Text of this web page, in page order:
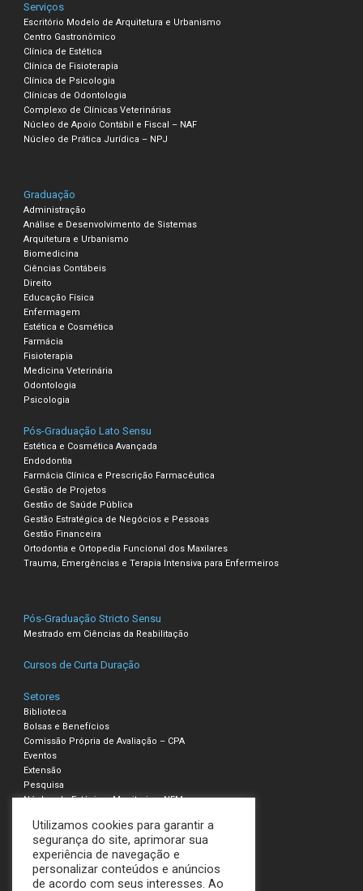
Serviços
Escritório Modelo de Arquitetura e Urbanismo
Centro Gastronômico
Clínica de Estética
Clínica de Fisioterapia
Clínica de Psicologia
Clínicas de Odontologia
Complexo de Clínicas Veterinárias
Núcleo de Apoio Contábil e Fiscal – NAF
Núcleo de Prática Jurídica – NPJ
Graduação
Administração
Análise e Desenvolvimento de Sistemas
Arquitetura e Urbanismo
Biomedicina
Ciências Contábeis
Direito
Educação Física
Enfermagem
Estética e Cosmética
Farmácia
Fisioterapia
Medicina Veterinária
Odontologia
Psicologia
Pós-Graduação Lato Sensu
Estética e Cosmética Avançada
Endodontia
Farmácia Clínica e Prescrição Farmacêutica
Gestão de Projetos
Gestão de Saúde Pública
Gestão Estratégica de Negócios e Pessoas
Gestão Financeira
Ortodontia e Ortopedia Funcional dos Maxilares
Trauma, Emergências e Terapia Intensiva para Enfermeiros
Pós-Graduação Stricto Sensu
Mestrado em Ciências da Reabilitação
Cursos de Curta Duração
Setores
Biblioteca
Bolsas e Benefícios
Comissão Própria de Avaliação – CPA
Eventos
Extensão
Pesquisa
Núcleo de Estágio e Monitoria – NEM
Compliance – Ouvidoria
Política de Privacidade e Cookies
Termos de Uso
Utilizamos cookies para garantir a
segurança do site, aprimorar sua
experiência de navegação e
personalizar conteúdos e anúncios
de acordo com seus interesses. Ao